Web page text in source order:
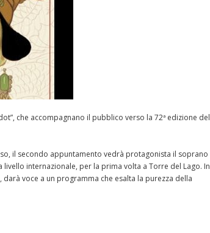
che accompagnano il pubblico verso la 72ª edizione del
il secondo appuntamento vedrà protagonista il soprano
internazionale, per la prima volta a Torre del Lago. In
voce a un programma che esalta la purezza della